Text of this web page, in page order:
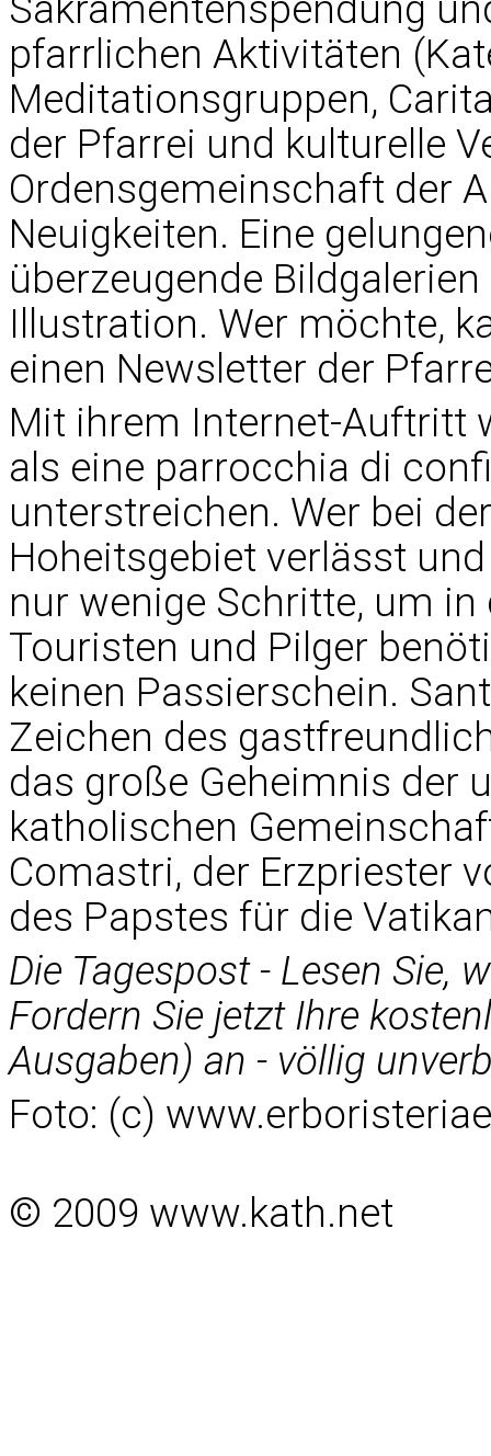
pfarrlichen Aktivitäten
Meditationsgruppen,
der Pfarrei und kulturelle
Ordensgemeinschaft der
Neuigkeiten. Eine
überzeugende
Illustration. Wer möchte,
einen Newsletter der
Mit ihrem Internet-Auftritt
als eine parrocchia di
unterstreichen. Wer bei
Hoheitsgebiet verlässt
nur wenige Schritte, um
Touristen und Pilger
keinen Passierschein.
Zeichen des
das große Geheimnis der
katholischen
Comastri, der Erzpriester
des Papstes für die
Die Tagespost - Lesen Sie,
Fordern Sie jetzt Ihre
Ausgaben) an - völlig
Foto: (c)
© 2009 www.kath.net